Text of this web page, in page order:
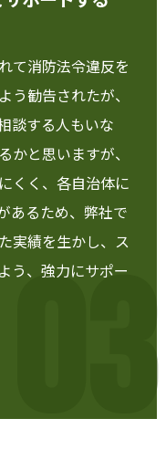
て消防法令違反を
う勧告されたが、
談する人もいな
かと思いますが、
くく、各自治体に
あるため、弊社で
実績を生かし、ス
う、強力にサポー
03